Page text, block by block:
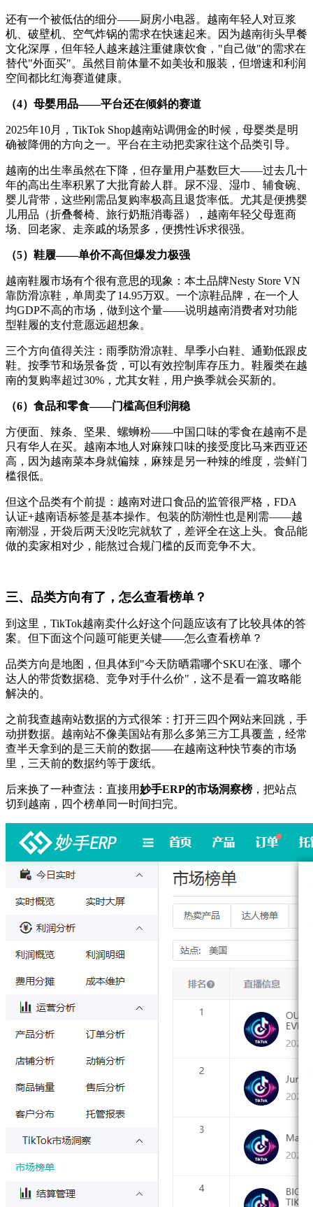
还有一个被低估的细分——厨房小电器。越南年轻人对豆浆
机、破壁机、空气炸锅的需求在快速起来。因为越南街头早餐
文化深厚，但年轻人越来越注重健康饮食，"自己做"的需求在
替代"外面买"。虽然目前体量不如美妆和服装，但增速和利润
空间都比红海赛道健康。
（4）母婴用品——平台还在倾斜的赛道
2025年10月，TikTok Shop越南站调佣金的时候，母婴类是明
确被降佣的方向之一。平台在主动把卖家往这个品类引导。
越南的出生率虽然在下降，但存量用户基数巨大——过去几十
年的高出生率积累了大批育龄人群。尿不湿、湿巾、辅食碗、
婴儿背带，这些刚需品复购率极高且退货率低。尤其是便携婴
儿用品（折叠餐椅、旅行奶瓶消毒器），越南年轻父母逛商
场、回老家、走亲戚的场景多，便携性诉求很强。
（5）鞋履——单价不高但爆发力极强
越南鞋履市场有个很有意思的现象：本土品牌Nesty Store VN
靠防滑凉鞋，单周卖了14.95万双。一个凉鞋品牌，在一个人
均GDP不高的市场，做到这个量——说明越南消费者对功能
型鞋履的支付意愿远超想象。
三个方向值得关注：雨季防滑凉鞋、旱季小白鞋、通勤低跟皮
鞋。按季节和场景备货，可以有效控制库存压力。鞋履类在越
南的复购率超过30%，尤其女鞋，用户换季就会买新的。
（6）食品和零食——门槛高但利润稳
方便面、辣条、坚果、螺蛳粉——中国口味的零食在越南不是
只有华人在买。越南本地人对麻辣口味的接受度比马来西亚还
高，因为越南菜本身就偏辣，麻辣是另一种辣的维度，尝鲜门
槛很低。
但这个品类有个前提：越南对进口食品的监管很严格，FDA
认证+越南语标签是基本操作。包装的防潮性也是刚需——越
南潮湿，开袋后两天没吃完就软了，差评全在这上头。食品能
做的卖家相对少，能熬过合规门槛的反而竞争不大。
三、品类方向有了，怎么查看榜单？
到这里，TikTok越南卖什么好这个问题应该有了比较具体的答
案。但下面这个问题可能更关键——怎么查看榜单？
品类方向是地图，但具体到"今天防晒霜哪个SKU在涨、哪个
达人的带货数据稳、竞争对手什么价"，这不是看一篇攻略能
解决的。
之前我查越南站数据的方式很笨：打开三四个网站来回跳，手
动拼数据。越南站不像美国站有那么多第三方工具覆盖，经常
查半天拿到的是三天前的数据——在越南这种快节奏的市场
里，三天前的数据约等于废纸。
后来换了一种查法：直接用妙手ERP的市场洞察榜 ，把站点
切到越南，四个榜单同一时间扫完。